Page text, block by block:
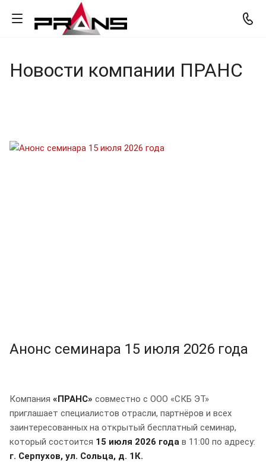
Новости компании ПРАНС
Анонс семинара 15 июля 2026 года
Компания «ПРАНС» совместно с ООО «СКБ ЭТ»
приглашает специалистов отрасли, партнёров и всех
заинтересованных на открытый бесплатный семинар,
который состоится 15 июля 2026 года в 11:00 по адресу:
г. Серпухов, ул. Сольца, д. 1К.